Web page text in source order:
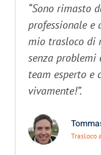
“Sono rimasto
professionale e
mio trasloco di
senza problemi
team esperto e
vivamente!”.
Trasloco